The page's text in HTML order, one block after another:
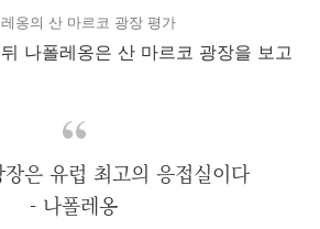
옹의 산 마르코 광장 평가
나폴레옹은 산 마르코 광장을 보고
은 유럽 최고의 응접실이다
- 나폴레옹